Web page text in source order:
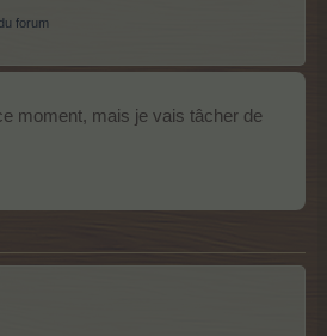
sur l'eesai01
forum
moment, mais je vais tâcher de